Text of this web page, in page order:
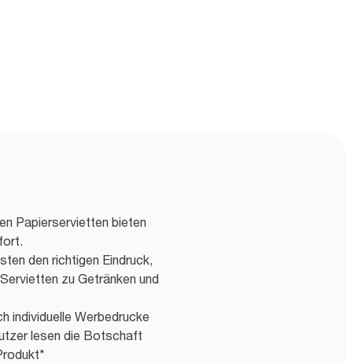
Papierservietten bieten
den richtigen Eindruck,
zu Getränken und
individuelle Werbedrucke
lesen die Botschaft